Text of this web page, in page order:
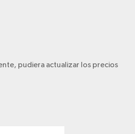
pudiera actualizar los precios